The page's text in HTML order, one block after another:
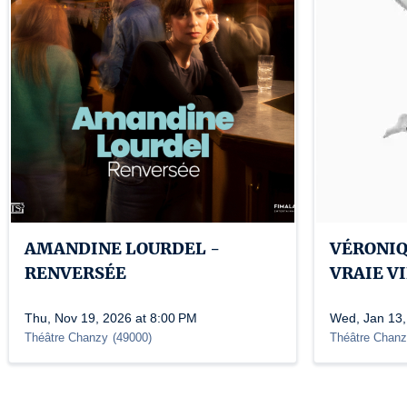
AMANDINE LOURDEL -
RENVERSÉE
Thu, Nov 19, 2026 at 8:00 PM
Théâtre Chanzy (49000)
VRAIE
Wed, Jan
Théâtre